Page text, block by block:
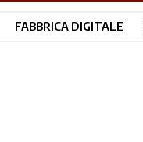
FABBRICA DIGITALE